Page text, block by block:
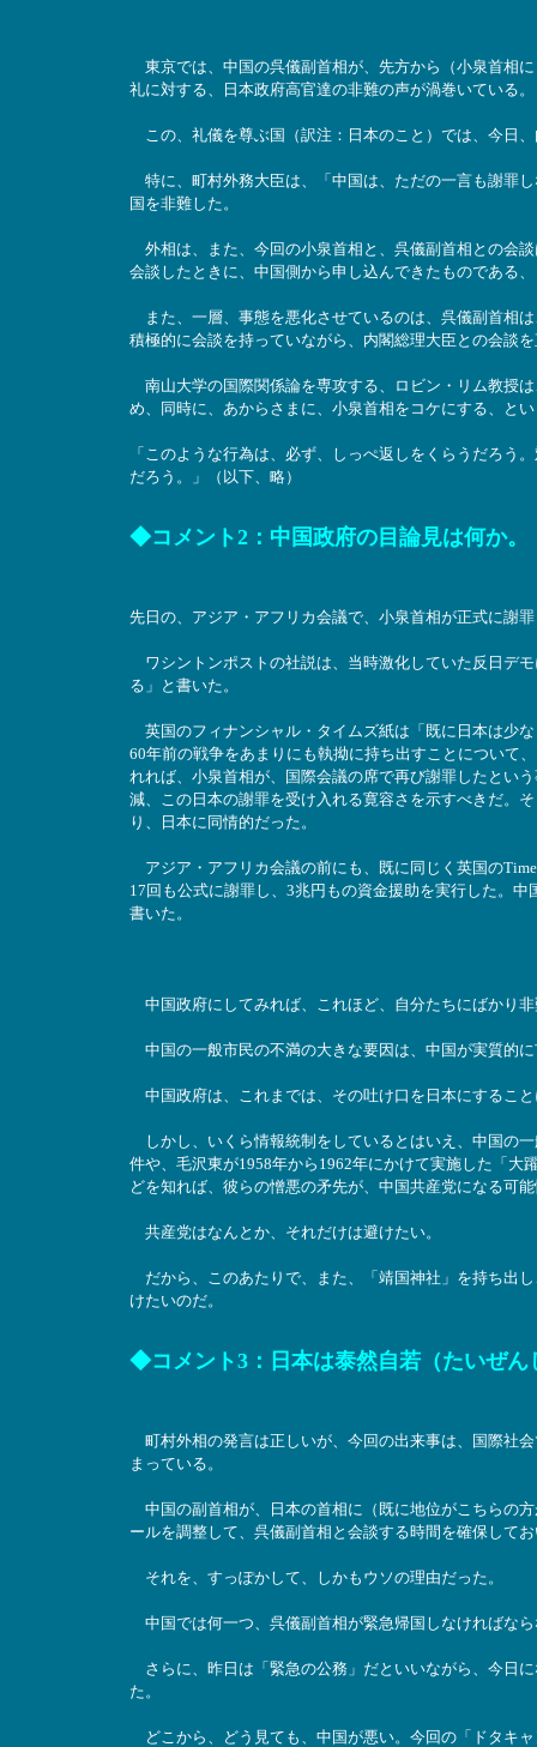
東京では、中国の呉儀副首相が、先方から（小泉首相
礼に対する、日本政府高官達の非難の声が渦巻いている。
この、礼儀を尊ぶ国（訳注：日本のこと）では、今日
特に、町村外務大臣は、「中国は、ただの一言も謝罪
国を非難した。
外相は、また、今回の小泉首相と、呉儀副首相との会
会談したときに、中国側から申し込んできたものである
また、一層、事態を悪化させているのは、呉儀副首相
積極的に会談を持っていながら、内閣総理大臣との会談
南山大学の国際関係論を専攻する、ロビン・リム教授
め、同時に、あからさまに、小泉首相をコケにする、と
「このような行為は、必ず、しっぺ返しをくらうだろう
だろう。」（以下、略）
◆コメント2：中国政府の目論見は何か。
先日の、アジア・アフリカ会議で、小泉首相が正式に謝
ワシントンポストの社説は、当時激化していた反日デ
る」と書いた。
英国のフィナンシャル・タイムズ紙は「既に日本は少
60年前の戦争をあまりにも執拗に持ち出すことについて
れれば、小泉首相が、国際会議の席で再び謝罪したとい
減、この日本の謝罪を受け入れる寛容さを示すべきだ。
り、日本に同情的だった。
アジア・アフリカ会議の前にも、既に同じく英国の
17回も公式に謝罪し、3兆円もの資金援助を実行した。
書いた。
中国政府にしてみれば、これほど、自分たちにばかり
中国の一般市民の不満の大きな要因は、中国が実質的
中国政府は、これまでは、その吐け口を日本にするこ
しかし、いくら情報統制をしているとはいえ、中国の
件や、毛沢東が1958年から1962年にかけて実施した「大
どを知れば、彼らの憎悪の矛先が、中国共産党になる可
共産党はなんとか、それだけは避けたい。
だから、このあたりで、また、「靖国神社」を持ち出
けたいのだ。
◆コメント3：日本は泰然自若（たいぜん
町村外相の発言は正しいが、今回の出来事は、国際社
まっている。
中国の副首相が、日本の首相に（既に地位がこちらの
ールを調整して、呉儀副首相と会談する時間を確保して
それを、すっぽかして、しかもウソの理由だった。
中国では何一つ、呉儀副首相が緊急帰国しなければな
さらに、昨日は「緊急の公務」だといいながら、今日
た。
どこから、どう見ても、中国が悪い。今回の「ドタキ